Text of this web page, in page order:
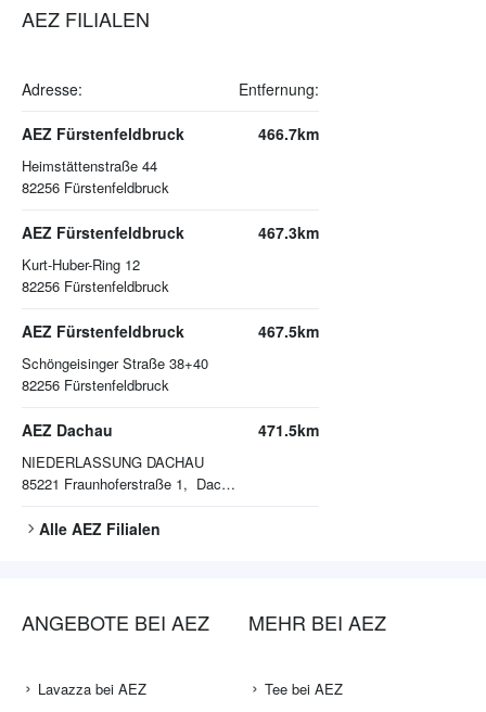
AEZ FILIALEN
Adresse: Entfernung:
AEZ Fürstenfeldbruck
Heimstättenstraße 44
82256 Fürstenfeldbruck
466.7km
AEZ Fürstenfeldbruck
Kurt-Huber-Ring 12
82256 Fürstenfeldbruck
467.3km
AEZ Fürstenfeldbruck
Schöngeisinger Straße 38+40
82256 Fürstenfeldbruck
467.5km
AEZ Dachau
NIEDERLASSUNG DACHAU
85221 Fraunhoferstraße 1, Dachau
471.5km
Alle AEZ Filialen
ANGEBOTE BEI AEZ
Lavazza bei AEZ
MEHR BEI AEZ
Tee bei AEZ